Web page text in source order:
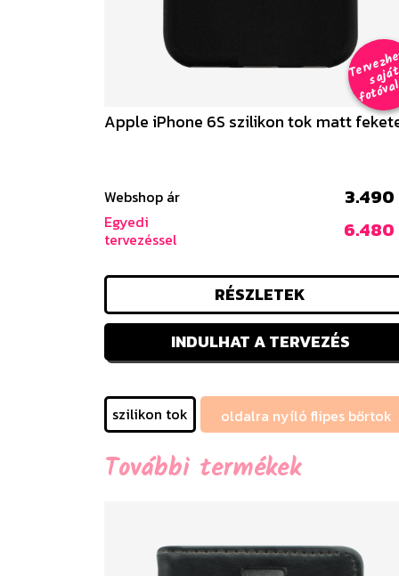
T
t
al
Apple iPhone 6S szilikon tok matt
Webshop ár 3.490
Egyedi
tervezéssel
6.480
RÉSZLETEK
INDULHAT A TERVEZÉS
szilikon tok oldalra nyíló flipes bőrtok
További termékek